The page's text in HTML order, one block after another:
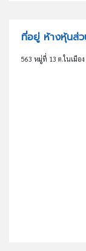
ที่อยู่ ห้างหุ้นส่
563 หมู่ที่ 13 ต.ในเมือ